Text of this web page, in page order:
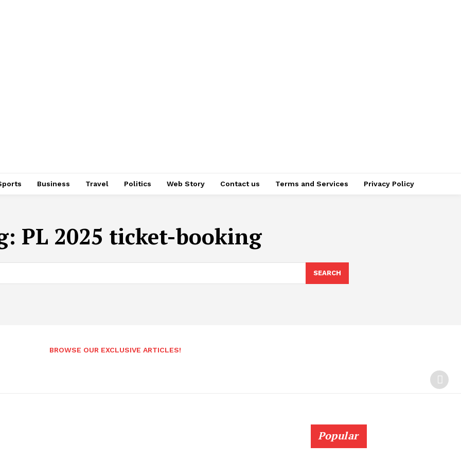
Business Travel Politics Web Story Contact us Terms and Services Privacy Policy
PL 2025 ticket-booking
SEARCH
BROWSE OUR EXCLUSIVE ARTICLES!
Popular